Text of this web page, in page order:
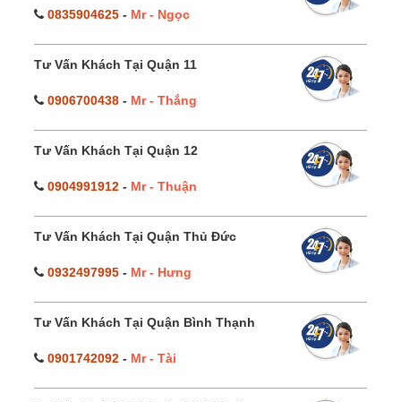
0835904625 - Mr - Ngọc
Tư Vấn Khách Tại Quận 11
0906700438 - Mr - Thắng
Tư Vấn Khách Tại Quận 12
0904991912 - Mr - Thuận
Tư Vấn Khách Tại Quận Thủ Đức
0932497995 - Mr - Hưng
Tư Vấn Khách Tại Quận Bình Thạnh
0901742092 - Mr - Tài